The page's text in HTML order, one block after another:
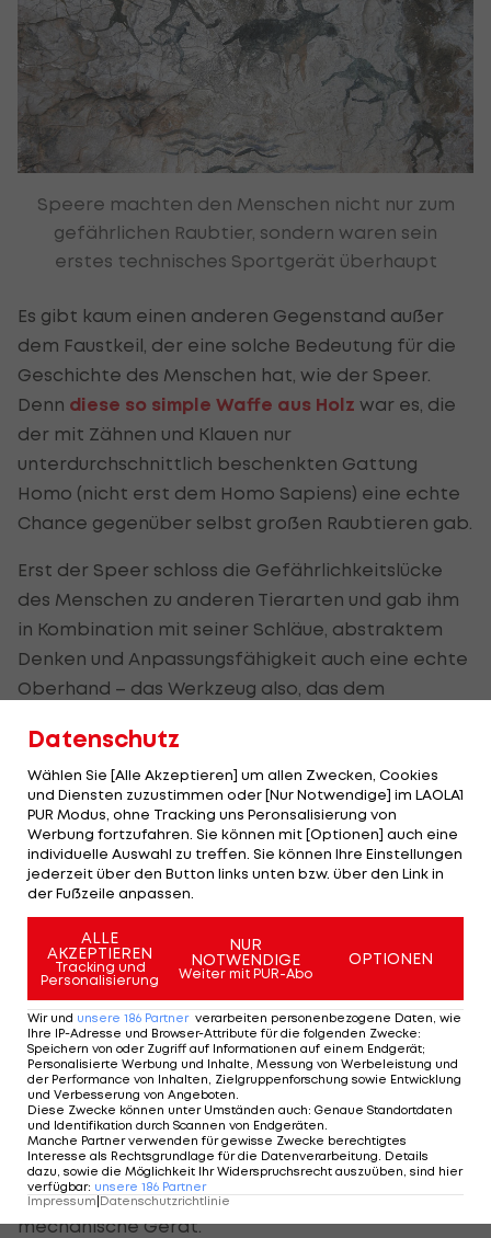
Speere machten den Menschen nicht nur zum
gefährlichen Raubtier, sondern waren sein
erstes technisches Sportgerät überhaupt
Es gibt kaum einen anderen Gegenstand außer
dem Faustkeil, der eine solche Bedeutung für die
Geschichte des Menschen hat, wie der Speer.
Denn diese so simple Waffe aus Holz war es, die
der mit Zähnen und Klauen nur
unterdurchschnittlich beschenkten Gattung
Homo (nicht erst dem Homo Sapiens) eine echte
Chance gegenüber selbst großen Raubtieren gab.
Erst der Speer schloss die Gefährlichkeitslücke
des Menschen zu anderen Tierarten und gab ihm
in Kombination mit seiner Schläue, abstraktem
Denken und Anpassungsfähigkeit auch eine echte
Oberhand – das Werkzeug also, das dem
globalen Nahrungskette ermöglichte.
Doch der Speer ist noch aus einem anderen
Grund so wichtig: Seine Evolution stellt den
erstmaligen Nachweis dar, wie der Mensch in der
Lage war, die Leistungsfähigkeit seines Gehirns
gewinnbringend einzusetzen, um technisch zu
abstrahieren.
Zuvor war alles, was er benutzte, ein
Einzelgegenstand – vom Speer über den Faustkeil.
Dann jedoch entwickelte der Menschein
ebenfalls simples, aber bahnbrechendes
Werkzeug: die Speerschleuder. Dank ihr konnte
der Speer viel kraftvoller und weiter geworfen
werden als es die reine körperliche Fähigkeit
erlaubte. Das erste (natürlich simple)
mechanische Gerät.
Datenschutz
Wählen Sie [Alle Akzeptieren] um allen Zwecken, Cookies
und Diensten zuzustimmen oder [Nur Notwendige] im LAOLA1
PUR Modus, ohne Tracking uns Peronsalisierung von
Werbung fortzufahren. Sie können mit [Optionen] auch eine
individuelle Auswahl zu treffen. Sie können Ihre Einstellungen
jederzeit über den Button links unten bzw. über den Link in
der Fußzeile anpassen.
ALLE
AKZEPTIEREN
Tracking und
Personalisierung
NUR
NOTWENDIGE
Weiter mit PUR-Abo
OPTIONEN
Wir und unsere 186 Partner verarbeiten personenbezogene Daten, wie
Ihre IP-Adresse und Browser-Attribute für die folgenden Zwecke:
Speichern von oder Zugriff auf Informationen auf einem Endgerät;
Personalisierte Werbung und Inhalte, Messung von Werbeleistung und
der Performance von Inhalten, Zielgruppenforschung sowie Entwicklung
und Verbesserung von Angeboten
Diese Zwecke können unter Umständen auch: Genaue Standortdaten
und Identifikation durch Scannen von Endgeräten
Manche Partner verwenden für gewisse Zwecke berechtigtes
Interesse als Rechtsgrundlage für die Datenverarbeitung. Details
dazu, sowie die Möglichkeit Ihr Widerspruchsrecht auszuüben, sind hier
verfügbar: unsere 186 Partner
Impressum|Datenschutzrichtlinie